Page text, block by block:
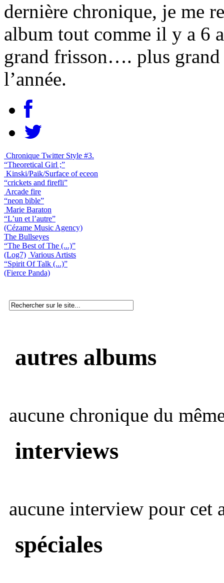
dernière chronique, je me
album tout comme il y a 6
grand frisson…. plus
l’année.
Chronique Twitter Style #3.
“Theoretical Girl ;”
Kinski/Paik/Surface of eceon
“crickets and firefli”
Arcade fire
“neon bible”
Marie Baraton
“L’un et l’autre”
(Cézame Music Agency)
The Bullseyes
“The Best of The (...)”
(Log7) Various Artists
“Spirit Of Talk (...)”
(Fierce Panda)
autres albums
aucune chronique du
interviews
aucune interview pour cet
spéciales